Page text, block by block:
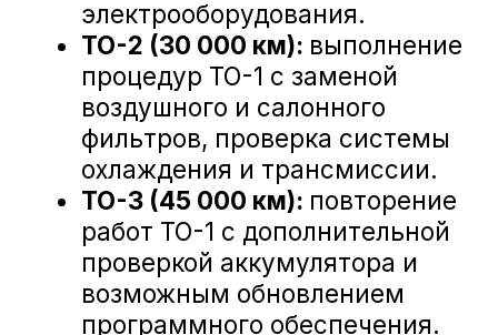
Замена рулевых наконечников Honda
Диагностика ходовой части Honda Crosstour
Замена амортизатора подвески Honda
Что входит в ТО Honda
Crosstour?
Техническое обслуживание Honda
Crosstour в сервисе А-Драйв
включает множество необходимых